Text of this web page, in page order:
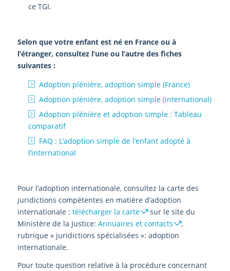
ce TGI.
Selon que votre enfant est né en France ou à
l’étranger, consultez l’une ou l’autre des fiches
suivantes :
Adoption plénière, adoption simple (France)
Adoption plénière, adoption simple (international)
Adoption plénière et adoption simple : Tableau
comparatif
FAQ : L’adoption simple de l’enfant adopté à
l’international
Pour l’adoption internationale, consultez la carte des
juridictions compétentes en matière d’adoption
internationale : télécharger la carte
sur le site du
Ministère de la Justice: Annuaires et contacts
,
rubrique « juridictions spécialisées »: adoption
internationale.
Pour toute question relative à la procédure concernant